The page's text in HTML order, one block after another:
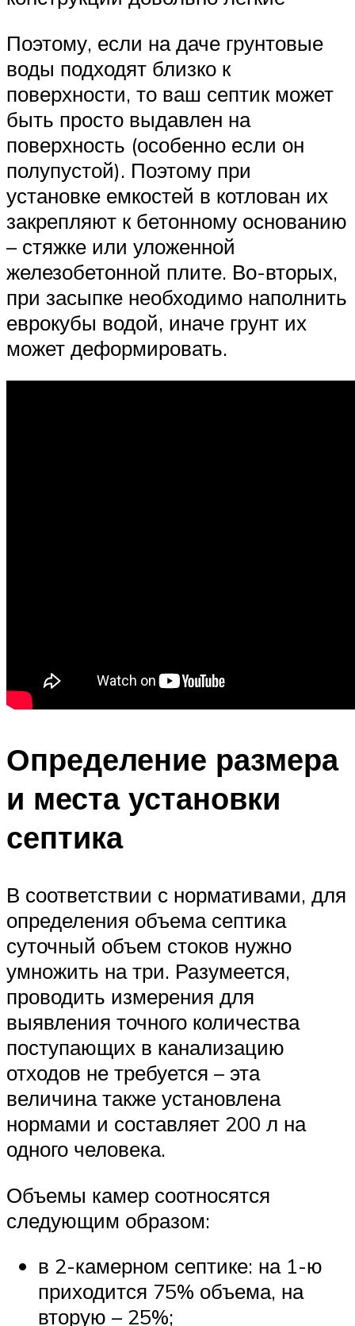
Поэтому, если на даче грунтовые
воды подходят близко к
поверхности, то ваш септик может
быть просто выдавлен на
поверхность (особенно если он
полупустой). Поэтому при
установке емкостей в котлован их
закрепляют к бетонному основанию
– стяжке или уложенной
железобетонной плите. Во-вторых,
при засыпке необходимо наполнить
еврокубы водой, иначе грунт их
может деформировать.
Определение размера
и места установки
септика
В соответствии с нормативами, для
определения объема септика
суточный объем стоков нужно
умножить на три. Разумеется,
проводить измерения для
выявления точного количества
поступающих в канализацию
отходов не требуется – эта
величина также установлена
нормами и составляет 200 л на
одного человека.
Объемы камер соотносятся
следующим образом:
в 2-камерном септике: на 1-ю
приходится 75% объема, на
вторую – 25%;